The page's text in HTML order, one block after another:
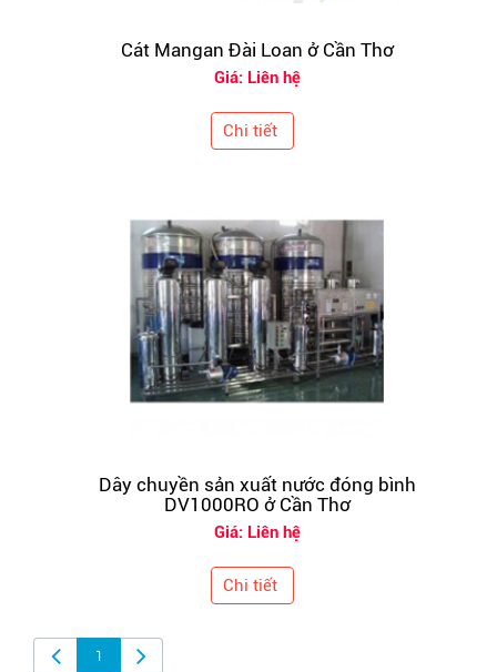
Cát Mangan Đài Loan ở Cần Thơ
Giá: Liên hệ
Chi tiết
Dây chuyền sản xuất nước đóng bình
DV1000RO ở Cần Thơ
Giá: Liên hệ
Chi tiết
1